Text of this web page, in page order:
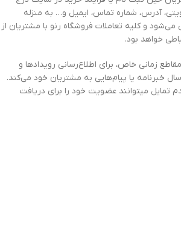
آدرس، شماره تماس، ایمیل و… به منزله
و کلیه تعاملات فروشگاه رنو با مشتریان از
خواهد بود.
زمانی خاص، برای اطلاع‌رسانی رویدادها و
خبرنامه یا پیام‌هایی به مشتریان خود می‌کند.
تمایل میتوانند عضویت خود را برای دریافت